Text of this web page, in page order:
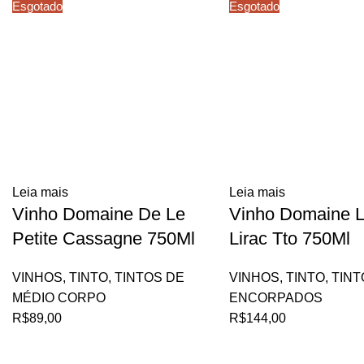
Esgotado
Leia mais
Vinho Domaine De Le
Petite Cassagne 750Ml
VINHOS, TINTO, TINTOS DE
MÉDIO CORPO
R$89,00
Esgotado
Leia mais
Vinho Domaine
Lirac Tto 750Ml
VINHOS, TINTO,
ENCORPADOS
R$144,00